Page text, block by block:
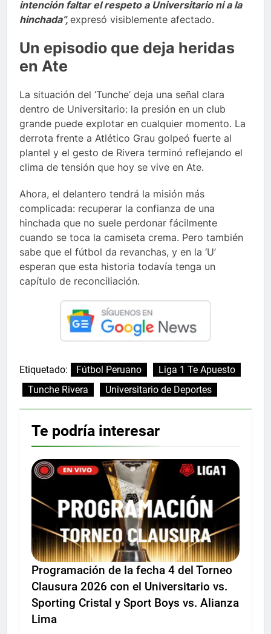
intención faltar el respeto a Universitario ni a la
hinchada”, expresó visiblemente afectado.
Un episodio que deja heridas
en Ate
La situación del ‘Tunche’ deja una señal clara
dentro de Universitario: la presión en un club
grande puede explotar en cualquier momento. La
derrota frente a Atlético Grau golpeó fuerte al
plantel y el gesto de Rivera terminó reflejando el
clima de tensión que hoy se vive en Ate.
Ahora, el delantero tendrá la misión más
complicada: recuperar la confianza de una
hinchada que no suele perdonar fácilmente
cuando se toca la camiseta crema. Pero también
sabe que el fútbol da revanchas, y en la ‘U’
esperan que esta historia todavía tenga un
capítulo de reconciliación.
Etiquetado: Fútbol Peruano
Liga 1 Te Apuesto
Tunche Rivera
Universitario de Deportes
Te podría interesar
Programación de la fecha 4 del Torneo
Clausura 2026 con el Universitario vs.
Sporting Cristal y Sport Boys vs. Alianza
Lima